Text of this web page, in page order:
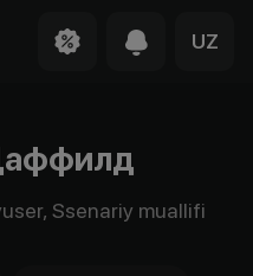
UZ
Ssenariy muallifi